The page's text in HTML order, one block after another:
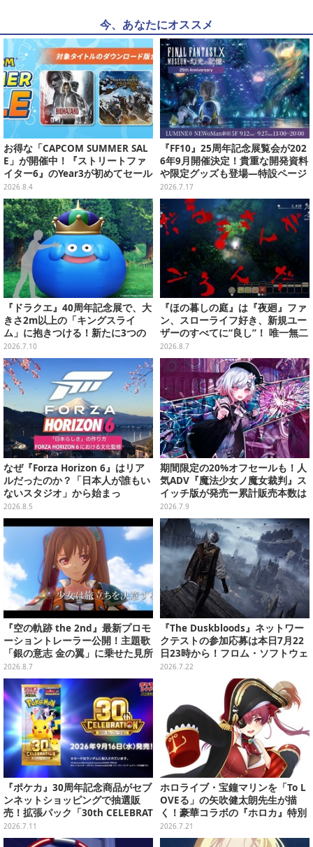
今、あなたにオススメ
お得な「CAPCOM SUMMER SAL
E」が開催中！『ストリートファ
イター6』のYear3が初めてセール
対象に
2026.8.4
『FF10』25周年記念展覧会が202
6年9月開催決定！貴重な開発資料
や限定グッズも登場―特設ページ
では“思い出コメント”募集中
2026.7.17
『ドラクエ』40周年記念展で、大
きさ2m以上の「キングスライ
ム」に抱きつける！新たに3つの
展示や、コラボレストランが公開
2026.7.10
『ほの暮しの庭』は『夜廻』ファ
ン、スローライフ好き、新規ユー
ザーのすべてに“良し”！ 唯一無二
の「不穏生活シム」恐怖も暮らし
もお好み次第【プレイレポ】
2026.8.7
なぜ『Forza Horizon 6』はリア
ルだったのか？「日本人が誰もい
ないスタジオ」から始まっ
た、“生活感のある日本"の作り方
【CEDEC2026】
2026.8.5
期間限定の20%オフセールも！人
気ADV『魔法少女ノ魔女裁判』ス
イッチ版が発売ー累計販売本数は
60万本突破、新規描き下ろしスチ
ルなどが追加
2026.7.9
『空の軌跡 the 2nd』最新プロモ
ーショントレーラー公開！主題歌
「銀の意志 金の翼」に乗せた見所
満載の映像に
2026.8.7
『The Duskbloods』ネットワー
クテストの参加応募は本日7月22
日23時から！フロム・ソフトウェ
アによる最大8人のPvPvEマルチ
2026.7.22
『ポケカ』30周年記念商品がセブ
ンネットショッピングで抽選販
売！拡張パック「30th CELEBRAT
ION」と「エーフィ・ブラッキー
セット」が対象
2026.7.11
ホロライブ・宝鐘マリンを「To L
OVEる」の矢吹健太朗先生が描
く！豪華コラボの『ホロカ』特別
カードが「Vジャンプ10月号」に
付録
2026.7.21